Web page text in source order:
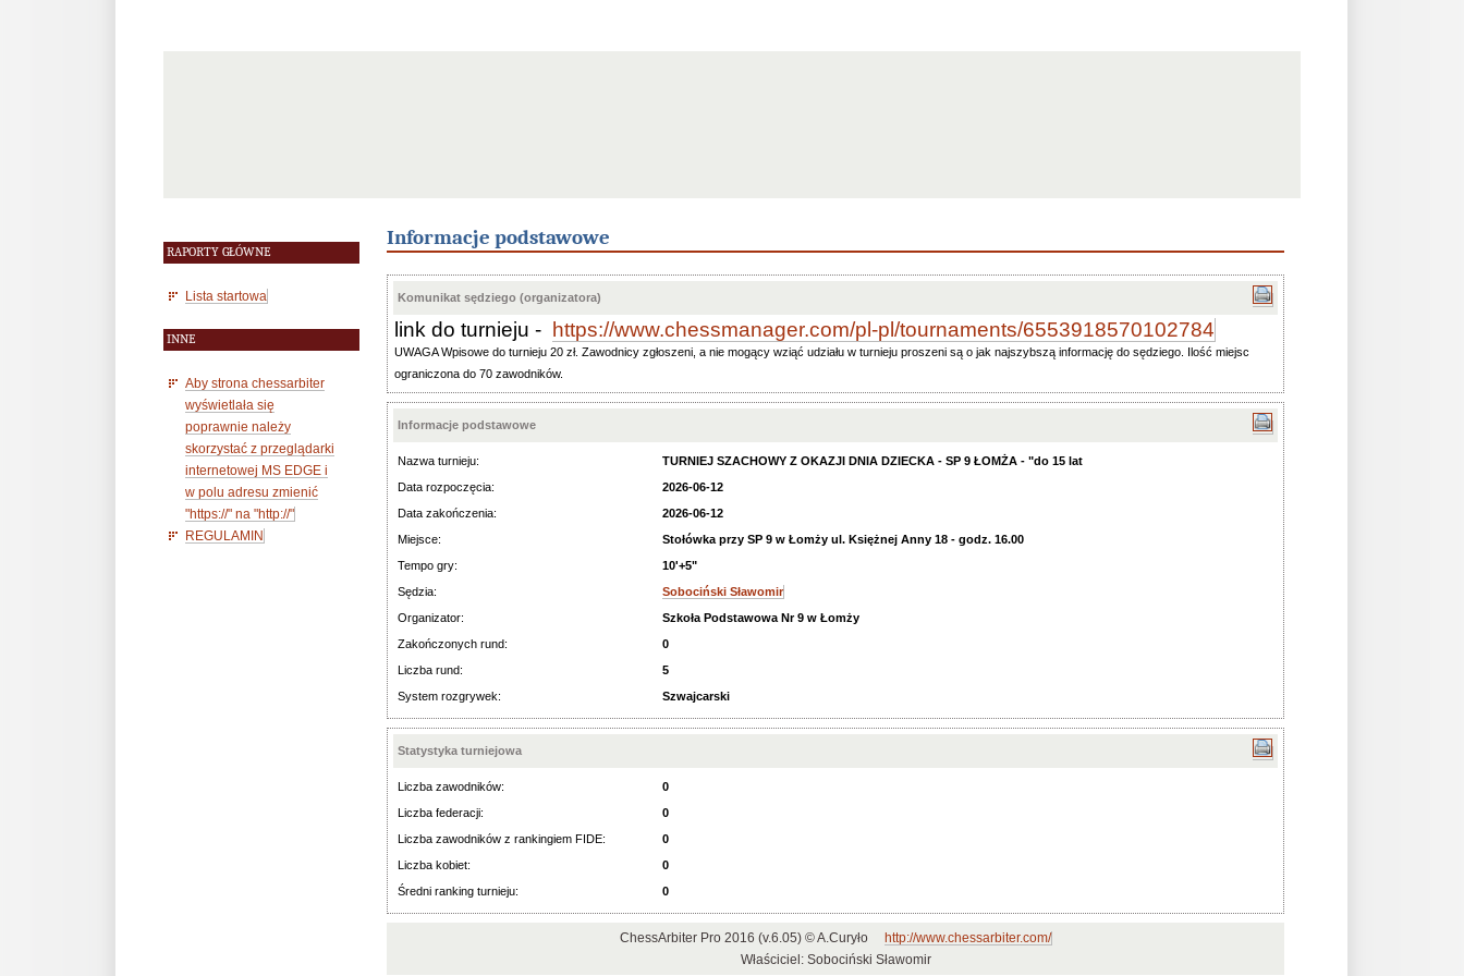
RAPORTY GŁÓWNE
Lista startowa
INNE
Aby strona chessarbiter
wyświetlała się
poprawnie należy
skorzystać z przeglądarki
internetowej MS EDGE i
w polu adresu zmienić
"https://" na "http://"
REGULAMIN
Informacje podstawowe
Komunikat sędziego (organizatora)
link do turnieju - https://www.chessmanager.com/pl-pl/tournaments/6553918570102784
UWAGA Wpisowe do turnieju 20 zł. Zawodnicy zgłoszeni, a nie mogący wziąć udziału w turnieju proszeni są o jak najszybszą informację do sędziego. Ilość miejsc
ograniczona do 70 zawodników.
Informacje podstawowe
Nazwa turnieju:
TURNIEJ SZACHOWY Z OKAZJI DNIA DZIECKA - SP 9 ŁOMŻA - "do 15 lat
Data rozpoczęcia:
2026-06-12
Data zakończenia:
2026-06-12
Miejsce:
Stołówka przy SP 9 w Łomży ul. Księżnej Anny 18 - godz. 16.00
Tempo gry:
10'+5"
Sędzia:
Sobociński Sławomir
Organizator:
Szkoła Podstawowa Nr 9 w Łomży
Zakończonych rund:
0
Liczba rund:
5
System rozgrywek:
Szwajcarski
Statystyka turniejowa
Liczba zawodników:
0
Liczba federacji:
0
Liczba zawodników z rankingiem FIDE:
0
Liczba kobiet:
0
Średni ranking turnieju:
0
ChessArbiter Pro 2016 (v.6.05) © A.Curyło
http://www.chessarbiter.com/
Właściciel: Sobociński Sławomir